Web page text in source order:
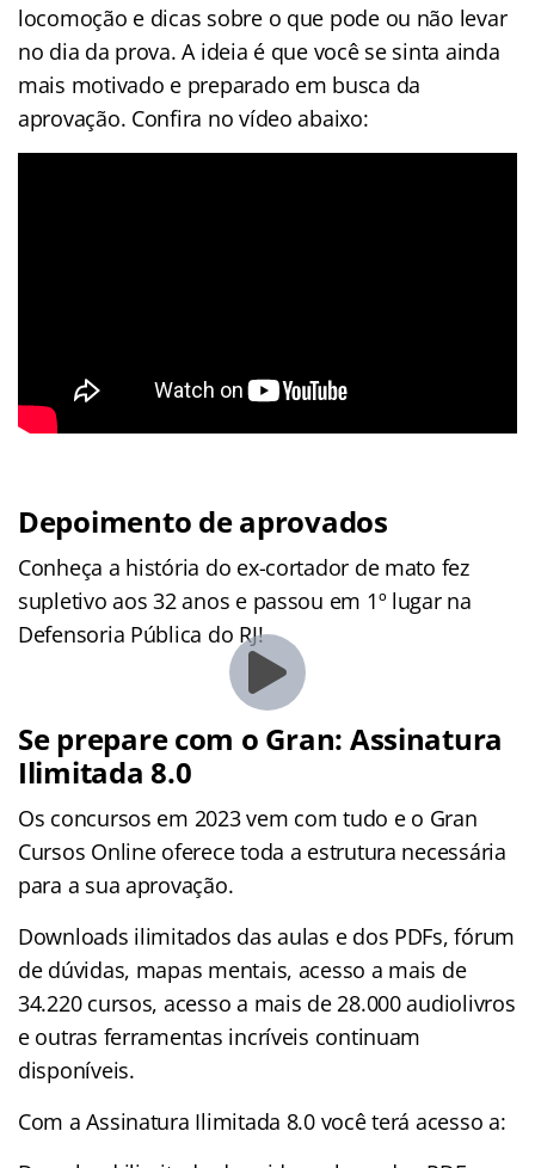
locomoção e dicas sobre o que pode ou não levar
no dia da prova. A ideia é que você se sinta ainda
mais motivado e preparado em busca da
aprovação. Confira no vídeo abaixo:
Depoimento de aprovados
Conheça a história do ex-cortador de mato fez
supletivo aos 32 anos e passou em 1º lugar na
Defensoria Pública do RJ!
Se prepare com o Gran: Assinatura
Ilimitada 8.0
Os concursos em 2023 vem com tudo e o Gran
Cursos Online oferece toda a estrutura necessária
para a sua aprovação.
Downloads ilimitados das aulas e dos PDFs, fórum
de dúvidas, mapas mentais, acesso a mais de
34.220 cursos, acesso a mais de 28.000 audiolivros
e outras ferramentas incríveis continuam
disponíveis.
Com a Assinatura Ilimitada 8.0 você terá acesso a: